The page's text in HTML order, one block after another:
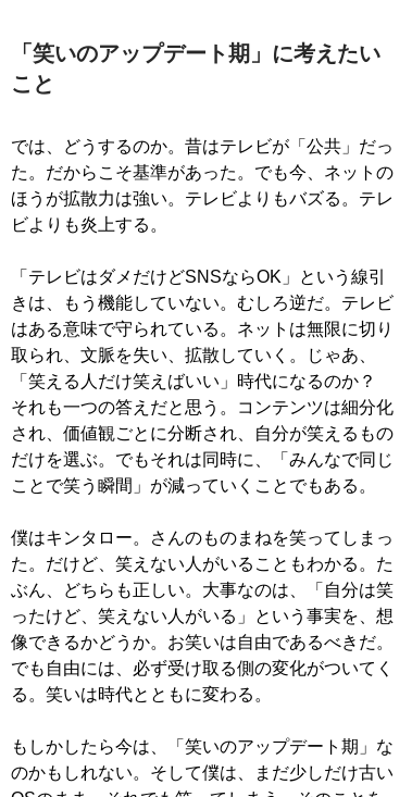
「笑いのアップデート期」に考えたい
こと
では、どうするのか。昔はテレビが「公共」だっ
た。だからこそ基準があった。でも今、ネットの
ほうが拡散力は強い。テレビよりもバズる。テレ
ビよりも炎上する。
「テレビはダメだけどSNSならOK」という線引
きは、もう機能していない。むしろ逆だ。テレビ
はある意味で守られている。ネットは無限に切り
取られ、文脈を失い、拡散していく。じゃあ、
「笑える人だけ笑えばいい」時代になるのか？
それも一つの答えだと思う。コンテンツは細分化
され、価値観ごとに分断され、自分が笑えるもの
だけを選ぶ。でもそれは同時に、「みんなで同じ
ことで笑う瞬間」が減っていくことでもある。
僕はキンタロー。さんのものまねを笑ってしまっ
た。だけど、笑えない人がいることもわかる。た
ぶん、どちらも正しい。大事なのは、「自分は笑
ったけど、笑えない人がいる」という事実を、想
像できるかどうか。お笑いは自由であるべきだ。
でも自由には、必ず受け取る側の変化がついてく
る。笑いは時代とともに変わる。
もしかしたら今は、「笑いのアップデート期」な
のかもしれない。そして僕は、まだ少しだけ古い